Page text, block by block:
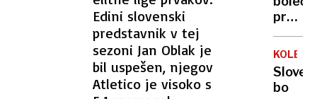
Edini slovenski
predstavnik v tej
sezoni Jan Oblak je
bil uspešen, njegov
Atletico je visoko s
ločilo
od
prehod
v
dražjo
sezono
bo